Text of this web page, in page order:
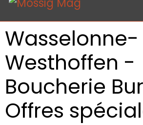
Wasselonne-
Westhoffen -
Boucherie
Offres